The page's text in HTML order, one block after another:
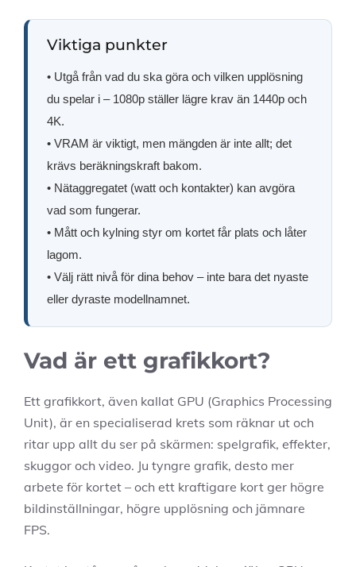
Viktiga punkter
• Utgå från vad du ska göra och vilken upplösning
du spelar i – 1080p ställer lägre krav än 1440p och
4K.
• VRAM är viktigt, men mängden är inte allt; det
krävs beräkningskraft bakom.
• Nätaggregatet (watt och kontakter) kan avgöra
vad som fungerar.
• Mått och kylning styr om kortet får plats och låter
lagom.
• Välj rätt nivå för dina behov – inte bara det nyaste
eller dyraste modellnamnet.
Vad är ett grafikkort?
Ett grafikkort, även kallat GPU (Graphics Processing
Unit), är en specialiserad krets som räknar ut och
ritar upp allt du ser på skärmen: spelgrafik, effekter,
skuggor och video. Ju tyngre grafik, desto mer
arbete för kortet – och ett kraftigare kort ger högre
bildinställningar, högre upplösning och jämnare
FPS.